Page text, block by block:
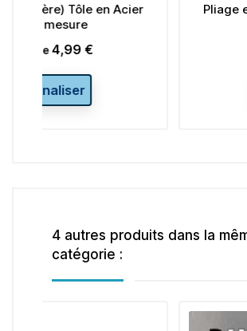
Pliage en Oméga Tôle en
4 autres produits dans la
catégorie :